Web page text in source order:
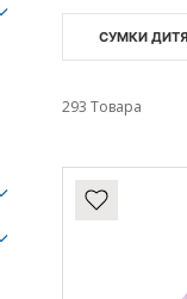
СУМКИ
293 Товара